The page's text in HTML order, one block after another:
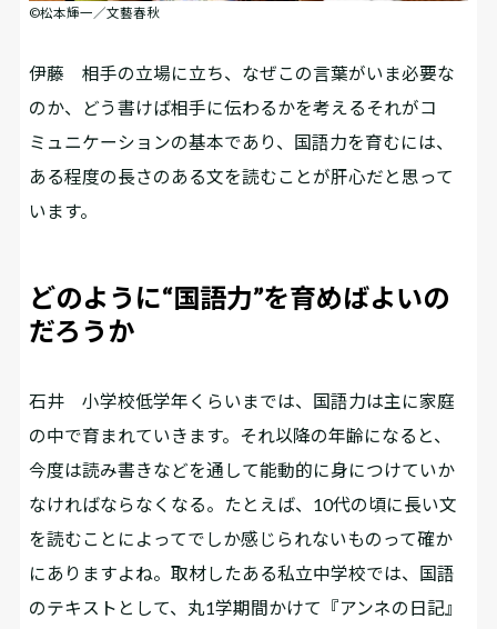
©松本輝一／文藝春秋
伊藤 相手の立場に立ち、なぜこの言葉がいま必要な
のか、どう書けば相手に伝わるかを考える――それがコ
ミュニケーションの基本であり、国語力を育むには、
ある程度の長さのある文を読むことが肝心だと思って
います。
どのように“国語力”を育めばよいの
だろうか
石井 小学校低学年くらいまでは、国語力は主に家庭
の中で育まれていきます。それ以降の年齢になると、
今度は読み書きなどを通して能動的に身につけていか
なければならなくなる。たとえば、10代の頃に長い文
を読むことによってでしか感じられないものって確か
にありますよね。取材したある私立中学校では、国語
のテキストとして、丸1学期間かけて『アンネの日記』